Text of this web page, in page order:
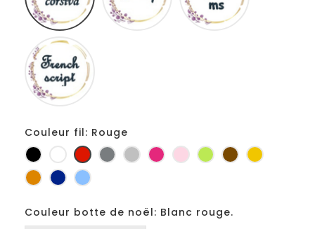
Couleur fil: Rouge
Noir BlancRougeGris
foncé
Gris
clair
Fuchsia
RoseAnis MarronJaune
OrangeMarineBleu
Couleur botte de noël: Blanc rouge.